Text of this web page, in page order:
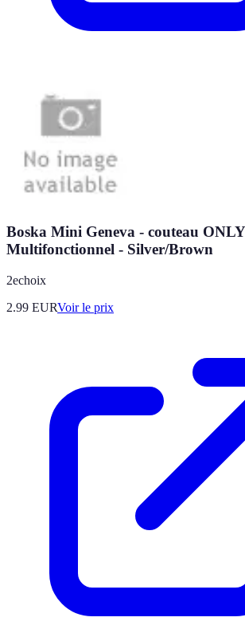
Boska Mini Geneva - couteau
Multifonctionnel - Silver/Brown
2echoix
2.99 EURVoir le prix